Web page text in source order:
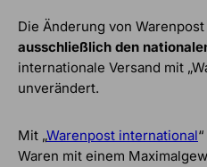
Die Änderung von
ausschließlich den
internationale Versand mit
unverändert.
Mit „Warenpost international
Waren mit einem